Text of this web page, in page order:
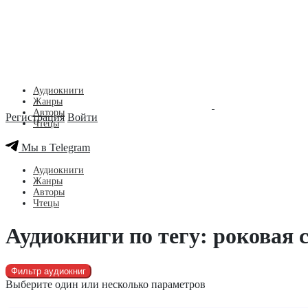
Регистрация Войти
Аудиокниги
Жанры
Авторы
Чтецы
Мы в Telegram
Аудиокниги
Жанры
Авторы
Чтецы
Аудиокниги по тегу: роковая
Фильтр аудиокниг
Выберите один или несколько параметров